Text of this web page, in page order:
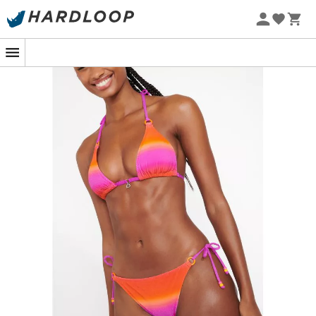
Promos d'été 🔥 -5 % EXTRA dès 2 produits* code Summer5
-5% Extra - Code Summer5